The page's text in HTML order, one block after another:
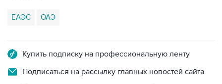
ЕАЭС ОАЭ
Купить подписку на профессиональную ленту
Подписаться на рассылку главных новостей сайта